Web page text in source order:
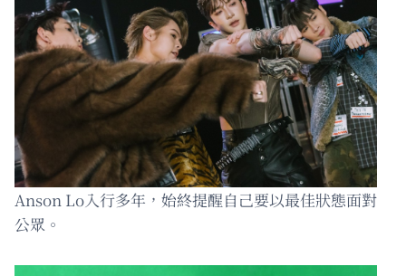
Anson Lo入行多年，始終提醒自己要以最佳狀態面對
公眾。